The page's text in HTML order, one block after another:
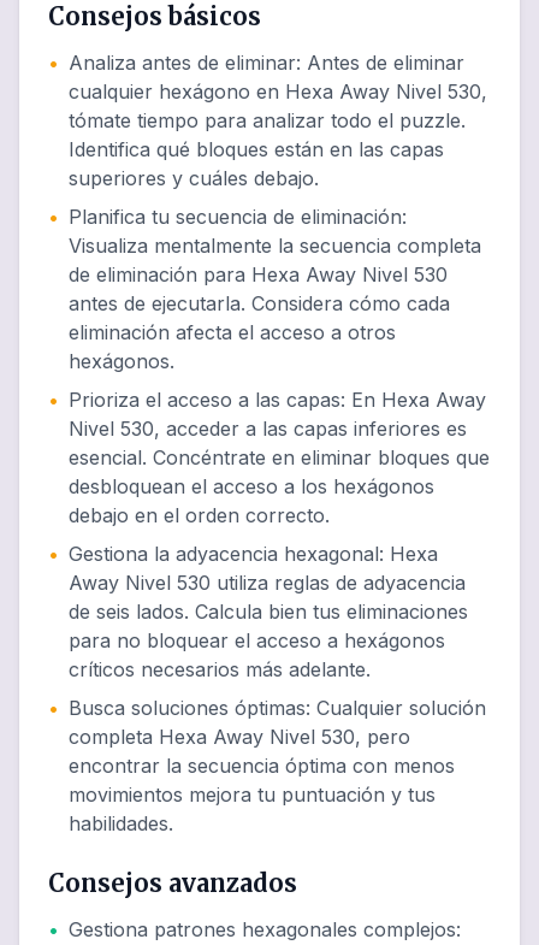
Consejos básicos
• Analiza antes de eliminar: Antes de eliminar
cualquier hexágono en Hexa Away Nivel 530,
tómate tiempo para analizar todo el puzzle.
Identifica qué bloques están en las capas
superiores y cuáles debajo.
• Planifica tu secuencia de eliminación:
Visualiza mentalmente la secuencia completa
de eliminación para Hexa Away Nivel 530
antes de ejecutarla. Considera cómo cada
eliminación afecta el acceso a otros
hexágonos.
• Prioriza el acceso a las capas: En Hexa Away
Nivel 530, acceder a las capas inferiores es
esencial. Concéntrate en eliminar bloques que
desbloquean el acceso a los hexágonos
debajo en el orden correcto.
• Gestiona la adyacencia hexagonal: Hexa
Away Nivel 530 utiliza reglas de adyacencia
de seis lados. Calcula bien tus eliminaciones
para no bloquear el acceso a hexágonos
críticos necesarios más adelante.
• Busca soluciones óptimas: Cualquier solución
completa Hexa Away Nivel 530, pero
encontrar la secuencia óptima con menos
movimientos mejora tu puntuación y tus
habilidades.
Consejos avanzados
• Gestiona patrones hexagonales complejos: